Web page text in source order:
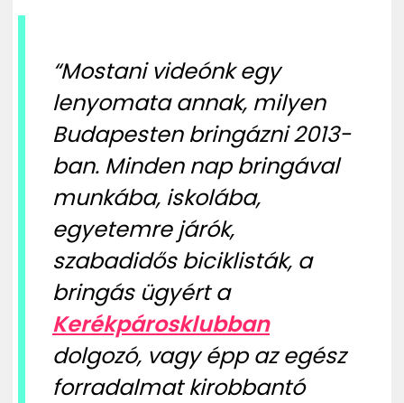
“Mostani videónk egy
lenyomata annak, milyen
Budapesten bringázni 2013-
ban. Minden nap bringával
munkába, iskolába,
egyetemre járók,
szabadidős biciklisták, a
bringás ügyért a
Kerékpárosklubban
dolgozó, vagy épp az egész
forradalmat kirobbantó